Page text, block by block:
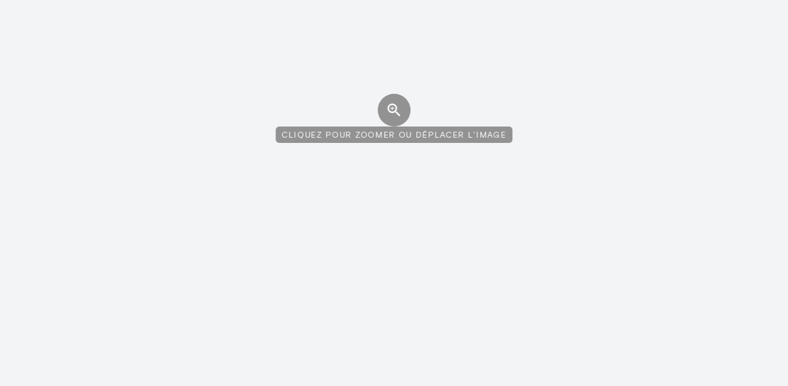
CLIQUEZ POUR ZOOMER OU DÉPLACER L'IMAGE